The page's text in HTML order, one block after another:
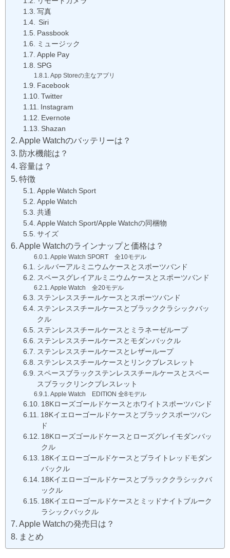
写真
Siri
Passbook
ミュージック
Apple Pay
SPG
App Storeの主なアプリ
Facebook
Twitter
Instagram
Evernote
Shazan
Apple Watchのバッテリーは？
防水機能は？
容量は？
特徴
Apple Watch Sport
Apple Watch
共通
Apple Watch Sport/Apple Watchの同梱物
サイズ
Apple Watchのラインナップと価格は？
Apple Watch SPORT 全10モデル
シルバーアルミニウムケースとスポーツバンド
スペースグレイアルミニウムケースとスポーツバンド
Apple Watch 全20モデル
ステンレススチールケースとスポーツバンド
ステンレススチールケースとブラッククラシックバッ
クル
ステンレススチールケースとミラネーゼループ
ステンレススチールケースとモダンバックル
ステンレススチールケースとレザーループ
ステンレススチールケースとリンクブレスレット
スペースブラックステンレススチールケースとスペー
スブラックリンクブレスレット
Apple Watch EDITION 全8モデル
18Kローズゴールドケースとホワイトスポーツバンド
18Kイエローゴールドケースとブラックスポーツバン
ド
18Kローズゴールドケースとローズグレイモダンバッ
クル
18Kイエローゴールドケースとブライトレッドモダン
バックル
18Kイエローゴールドケースとブラッククラシックバ
ックル
18Kイエローゴールドケースとミッドナイトブルーク
ラシックバックル
Apple Watchの発売日は？
まとめ